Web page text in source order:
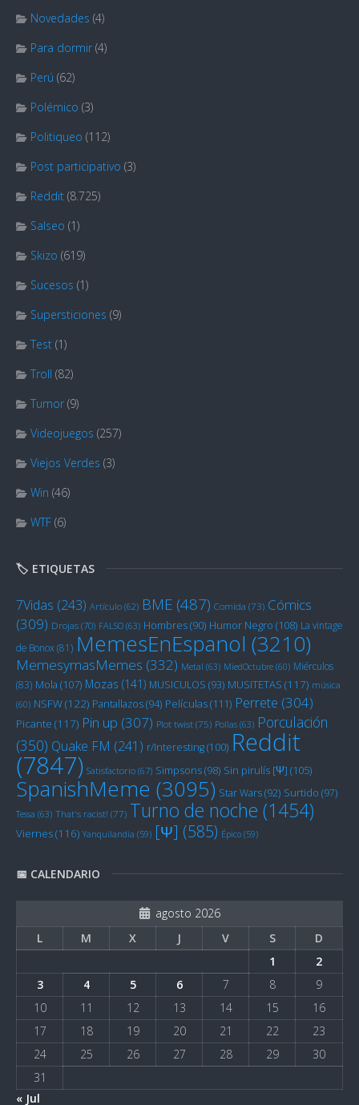
Novedades (4)
Para dormir (4)
Perú (62)
Polémico (3)
Politiqueo (112)
Post participativo (3)
Reddit (8.725)
Salseo (1)
Skizo (619)
Sucesos (1)
Supersticiones (9)
Test (1)
Troll (82)
Tumor (9)
Videojuegos (257)
Viejos Verdes (3)
Win (46)
WTF (6)
🏷️ ETIQUETAS
7Vidas (243) Artículo (62) BME (487) Comida (73) Cómics
(309) Drojas (70) FALSO (63) Hombres(90) Humor Negro (108) La vintage
de Bonox(81) MemesEnEspanol (3210)
MemesymasMemes (332) Metal (63) MiedOctubre (60) Miérculos
(83) Mola (107) Mozas (141) MUSICULOS (93) MUSITETAS (117) música
(60) NSFW(122) Pantallazos(94) Películas(111) Perrete (304)
Picante (117) Pin up (307) Plot twist (75) Pollas (63) Porculación
(350) Quake FM (241) r/Interesting(100) Reddit
(7847) Satisfactorio (67) Simpsons(98) Sin pirulís [Ψ] (105)
SpanishMeme (3095) Star Wars(92) Surtido (97)
Tessa (63) That's racist! (77) Turno de noche (1454)
Viernes(116) Yanquilandia (59) [Ψ] (585) Épico (59)
📅 CALENDARIO
agosto 2026
L
M X J V S
D
1
2
3
4 5 6 7 8
9
10
11 12 13 14 15
16
17
18 19 20 21 22
23
24
25 26 27 28 29
30
31
« Jul